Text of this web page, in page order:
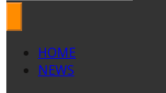
HOME
NEWS